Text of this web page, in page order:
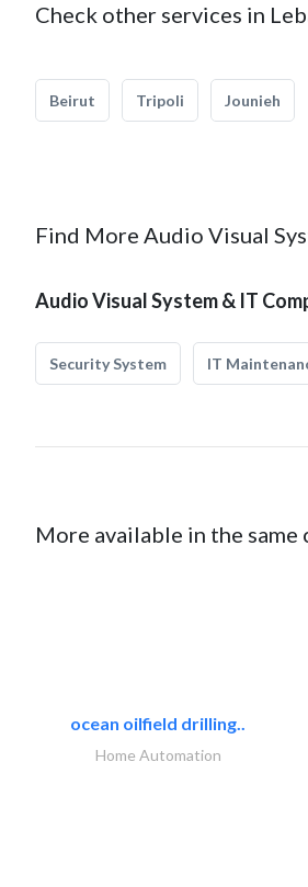
Check other services in
Beirut Tripoli Jounieh
Find More Audio Visual
Audio Visual System & IT
Security System IT
More available in the
ocean oilfield drilling..
Home Automation